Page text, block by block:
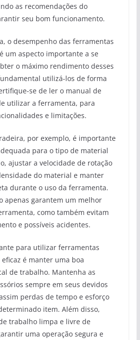
as recomendações do
seu bom funcionamento.
o desempenho das ferramentas
um aspecto importante a se
o máximo rendimento desses
utilizá-los de forma
se de ler o manual de
utilizar a ferramenta, para
e limitações.
por exemplo, é importante
para o tipo de material
ajustar a velocidade de rotação
do material e manter
durante o uso da ferramenta.
apenas garantem um melhor
como também evitam
e possíveis acidentes.
para utilizar ferramentas
é manter uma boa
de trabalho. Mantenha as
sempre em seus devidos
perdas de tempo e esforço
item. Além disso,
trabalho limpa e livre de
uma operação segura e